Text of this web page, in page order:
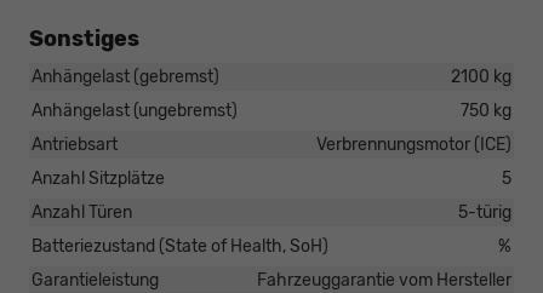
Sonstiges
Anhängelast (gebremst)
2100 kg
Anhängelast (ungebremst)
750 kg
Antriebsart
Verbrennungsmotor (ICE)
Anzahl Sitzplätze
5
Anzahl Türen
5-türig
Batteriezustand (State of Health, SoH)
%
Garantieleistung
Fahrzeuggarantie vom Hersteller